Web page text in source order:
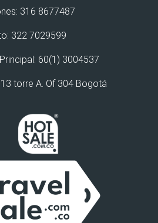
316 8677487
322 7029599
60(1) 3004537
torre A. Of 304 Bogotá